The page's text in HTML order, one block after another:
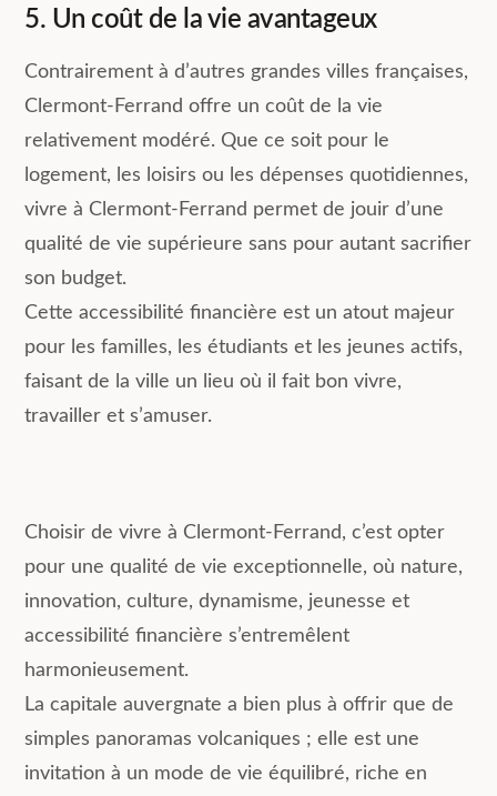
5. Un coût de la vie avantageux
Contrairement à d’autres grandes villes françaises,
Clermont-Ferrand offre un coût de la vie
relativement modéré. Que ce soit pour le
logement, les loisirs ou les dépenses quotidiennes,
vivre à Clermont-Ferrand permet de jouir d’une
qualité de vie supérieure sans pour autant sacrifier
son budget.
Cette accessibilité financière est un atout majeur
pour les familles, les étudiants et les jeunes actifs,
faisant de la ville un lieu où il fait bon vivre,
travailler et s’amuser.
Choisir de vivre à Clermont-Ferrand, c’est opter
pour une qualité de vie exceptionnelle, où nature,
innovation, culture, dynamisme, jeunesse et
accessibilité financière s’entremêlent
harmonieusement.
La capitale auvergnate a bien plus à offrir que de
simples panoramas volcaniques ; elle est une
invitation à un mode de vie équilibré, riche en